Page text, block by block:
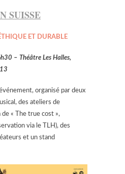
SUISSE
ET DURABLE
– Théâtre Les Halles,
organisé par deux
des ateliers de
« The true cost »,
via le TLH), des
et un stand